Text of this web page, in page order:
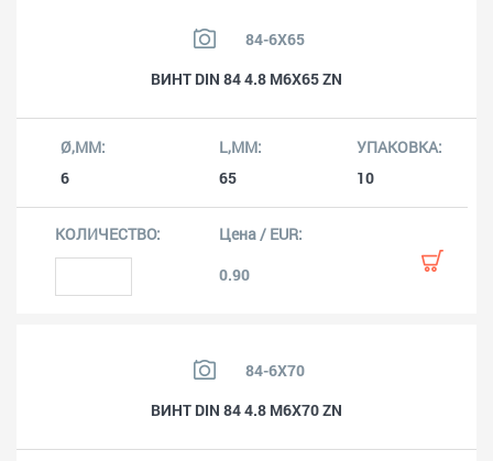
84-6X65
ВИНТ DIN 84 4.8 M6X65 ZN
6 65 10
0.90
84-6X70
ВИНТ DIN 84 4.8 M6X70 ZN